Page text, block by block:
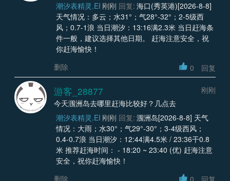
潮汐表精灵.EI 刚刚 回复: 海口(秀英港)[2026-8-8]
天气情况：多云；水31°；气28°-32°；2-5级西
风；0.7-1浪 当日潮汐：13:16满2.3米 当日赶海条
件一般，建议选择其他日期。 赶海注意安全，祝
你赶海愉快！
删除
0 回复
游客_28877
刚刚
今天涠洲岛去哪里赶海比较好？几点去
潮汐表精灵.EI 刚刚 回复: 涠洲岛[2026-8-8] 天气
情况：大雨；水30°；气29°-30°；3-4级西风；
0.4-0.7浪 当日潮汐：12:44满4.5米 / 23:36干0.8
米 推荐赶海时间： - 18:20 ~ 23:40 (优) 赶海注意
安全，祝你赶海愉快！
删除